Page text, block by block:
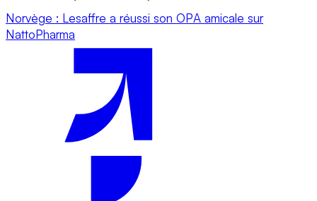
Norvège : Lesaffre a réussi son OPA amicale sur
NattoPharma